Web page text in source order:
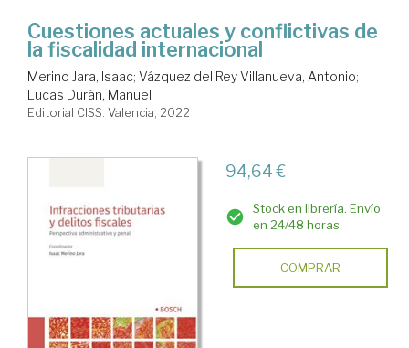
Cuestiones actuales y conflictivas de
la fiscalidad internacional
Merino Jara, Isaac; Vázquez del Rey Villanueva, Antonio;
Lucas Durán, Manuel
Editorial CISS. Valencia, 2022
94,64 €
Stock en librería. Envío
en 24/48 horas
COMPRAR